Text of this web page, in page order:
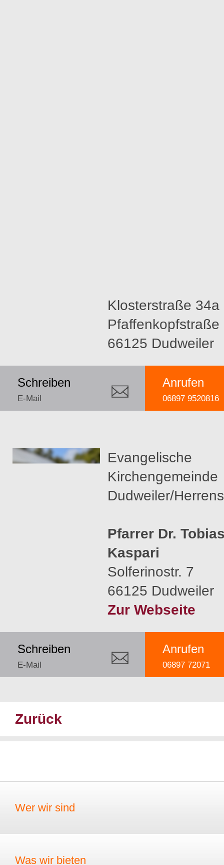
Klosterstraße 34a
Pfaffenkopfstraße
66125 Dudweiler
Anrufen
06897 9520816
Schreiben
E-Mail
Evangelische
Kirchengemeinde
Dudweiler/
Pfarrer Dr.
Kaspari
Solferinostr. 7
66125 Dudweiler
Zur Webseite
Anrufen
06897 72071
Schreiben
E-Mail
Zurück
Wer wir sind
Was wir bieten